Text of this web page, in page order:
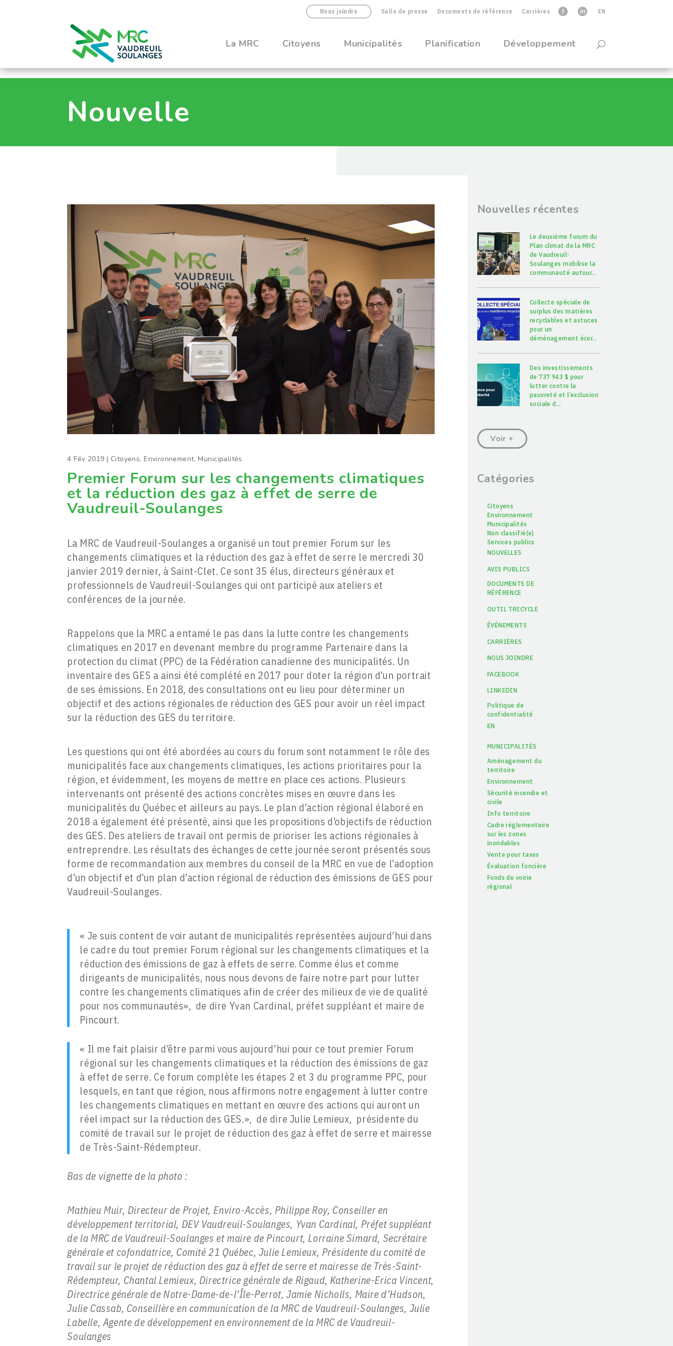
Nous joindre Salle de presse Documents de référence CarrièresfaceblinkedIn EN
La MRC Citoyens Municipalités Planification Développement
Nouvelle
Premier Forum sur les changements climatiques
et la réduction des gaz à effet de serre de
Vaudreuil-Soulanges
4 Fév 2019 | Citoyens,Environnement,Municipalités
La MRC de Vaudreuil-Soulanges a organisé un tout premier Forum sur les
changements climatiques et la réduction des gaz à effet de serre le mercredi 30
janvier 2019 dernier, à Saint-Clet. Ce sont 35 élus, directeurs généraux et
professionnels de Vaudreuil-Soulanges qui ont participé aux ateliers et
conférences de la journée.
Rappelons que la MRC a entamé le pas dans la lutte contre les changements
climatiques en 2017 en devenant membre du programme Partenaire dans la
protection du climat (PPC) de la Fédération canadienne des municipalités. Un
inventaire des GES a ainsi été complété en 2017 pour doter la région d’un portrait
de ses émissions. En 2018, des consultations ont eu lieu pour déterminer un
objectif et des actions régionales de réduction des GES pour avoir un réel impact
sur la réduction des GES du territoire.
Les questions qui ont été abordées au cours du forum sont notamment le rôle des
municipalités face aux changements climatiques, les actions prioritaires pour la
région, et évidemment, les moyens de mettre en place ces actions. Plusieurs
intervenants ont présenté des actions concrètes mises en œuvre dans les
municipalités du Québec et ailleurs au pays. Le plan d’action régional élaboré en
2018 a également été présenté, ainsi que les propositions d’objectifs de réduction
des GES. Des ateliers de travail ont permis de prioriser les actions régionales à
entreprendre. Les résultats des échanges de cette journée seront présentés sous
forme de recommandation aux membres du conseil de la MRC en vue de l’adoption
d’un objectif et d’un plan d’action régional de réduction des émissions de GES pour
Vaudreuil-Soulanges.
« Je suis content de voir autant de municipalités représentées aujourd’hui dans
le cadre du tout premier Forum régional sur les changements climatiques et la
réduction des émissions de gaz à effets de serre. Comme élus et comme
dirigeants de municipalités, nous nous devons de faire notre part pour lutter
contre les changements climatiques afin de créer des milieux de vie de qualité
pour nos communautés», de dire Yvan Cardinal, préfet suppléant et maire de
Pincourt.
« Il me fait plaisir d’être parmi vous aujourd’hui pour ce tout premier Forum
régional sur les changements climatiques et la réduction des émissions de gaz
à effet de serre. Ce forum complète les étapes 2 et 3 du programme PPC, pour
lesquels, en tant que région, nous affirmons notre engagement à lutter contre
les changements climatiques en mettant en œuvre des actions qui auront un
réel impact sur la réduction des GES.», de dire Julie Lemieux, présidente du
comité de travail sur le projet de réduction des gaz à effet de serre et mairesse
de Très-Saint-Rédempteur.
Bas de vignette de la photo :
Mathieu Muir, Directeur de Projet, Enviro-Accès, Philippe Roy, Conseiller en
développement territorial, DEV Vaudreuil-Soulanges, Yvan Cardinal, Préfet suppléant
de la MRC de Vaudreuil-Soulanges et maire de Pincourt, Lorraine Simard, Secrétaire
générale et cofondatrice, Comité 21 Québec, Julie Lemieux, Présidente du comité de
travail sur le projet de réduction des gaz à effet de serre et mairesse de Très-Saint-
Rédempteur, Chantal Lemieux, Directrice générale de Rigaud, Katherine-Erica Vincent,
Directrice générale de Notre-Dame-de-l’Île-Perrot, Jamie Nicholls, Maire d’Hudson,
Julie Cassab, Conseillère en communication de la MRC de Vaudreuil-Soulanges, Julie
Labelle, Agente de développement en environnement de la MRC de Vaudreuil-
Soulanges
Nouvelles récentes
Le deuxième forum du
Plan climat de la MRC
de Vaudreuil-
Soulanges mobilise la
communauté autour…
Collecte spéciale de
surplus des matières
recyclables et astuces
pour un
déménagement écor…
Des investissements
de 737 943 $ pour
lutter contre la
pauvreté et l’exclusion
sociale d…
Voir +
Catégories
Citoyens
Environnement
Municipalités
Non classifié(e)
Services publics
NOUVELLES
AVIS PUBLICS
DOCUMENTS DE
RÉFÉRENCE
OUTIL TRICYCLE
ÉVÉNEMENTS
CARRIÈRES
NOUS JOINDRE
FACEBOOK
LINKEDIN
Politique de
confidentialité
EN
MUNICIPALITÉS
Aménagement du
territoire
Environnement
Sécurité incendie et
civile
Info territoire
Cadre réglementaire
sur les zones
inondables
Vente pour taxes
Évaluation foncière
Fonds de voirie
régional